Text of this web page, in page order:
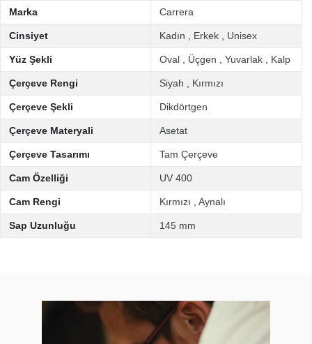
Marka Carrera
Cinsiyet Kadın Erkek Unisex
Yüz Şekli Oval Üçgen Yuvarlak Kalp
Çerçeve Rengi Siyah Kırmızı
Çerçeve Şekli Dikdörtgen
Çerçeve Materyali Asetat
Çerçeve Tasarımı Tam Çerçeve
Cam Özelliği UV 400
Cam Rengi Kırmızı Aynalı
Sap Uzunluğu 145 mm